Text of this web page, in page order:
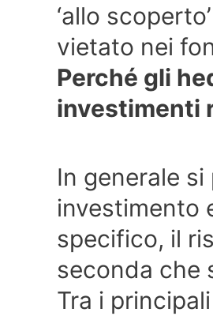
‘allo
vietato nei
Perché gli
investimenti
In generale
investimento
specifico, il
seconda che
Tra i